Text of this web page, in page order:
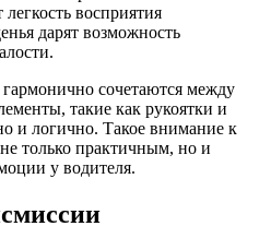
восприятия
дарят возможность
сочетаются между
такие как рукоятки и
и логично. Такое внимание к
только практичным, но и
у водителя.